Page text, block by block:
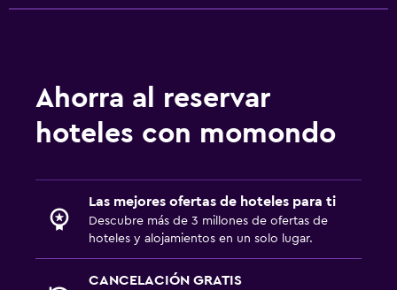
Ahorra al reservar
hoteles con momondo
Las mejores ofertas de hoteles para ti
Descubre más de 3 millones de ofertas de
hoteles y alojamientos en un solo lugar.
CANCELACIÓN GRATIS